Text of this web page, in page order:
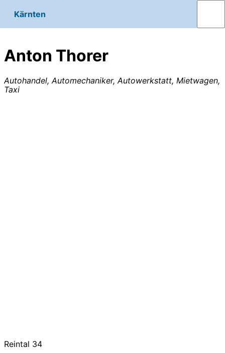
Kärnten
Anton Thorer
Autohandel, Automechaniker, Autowerkstatt, Mietwagen,
Taxi
Reintal 34